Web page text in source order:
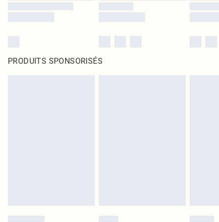
PRODUITS SPONSORISÉS